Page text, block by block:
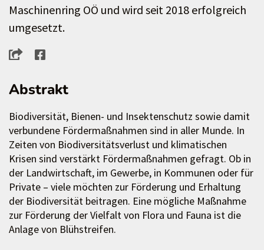
Maschinenring OÖ und wird seit 2018 erfolgreich
umgesetzt.
Abstrakt
Biodiversität, Bienen- und Insektenschutz sowie damit
verbundene Fördermaßnahmen sind in aller Munde. In
Zeiten von Biodiversitätsverlust und klimatischen
Krisen sind verstärkt Fördermaßnahmen gefragt. Ob in
der Landwirtschaft, im Gewerbe, in Kommunen oder für
Private – viele möchten zur Förderung und Erhaltung
der Biodiversität beitragen. Eine mögliche Maßnahme
zur Förderung der Vielfalt von Flora und Fauna ist die
Anlage von Blühstreifen.